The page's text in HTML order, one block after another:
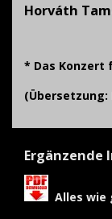
Horváth
* Das Konzert
(Übersetzung:
Ergänzende
Alles wie